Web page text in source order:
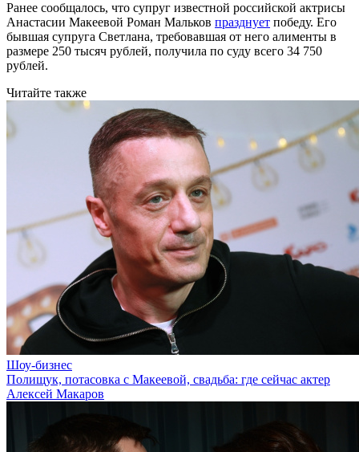
Ранее сообщалось, что супруг известной российской актрисы
Анастасии Макеевой Роман Мальков празднует победу. Его
бывшая супруга Светлана, требовавшая от него алименты в
размере 250 тысяч рублей, получила по суду всего 34 750
рублей.
Читайте также
Шоу-бизнес
Полищук, потасовка с Макеевой, свадьба: где сейчас актер
Алексей Макаров